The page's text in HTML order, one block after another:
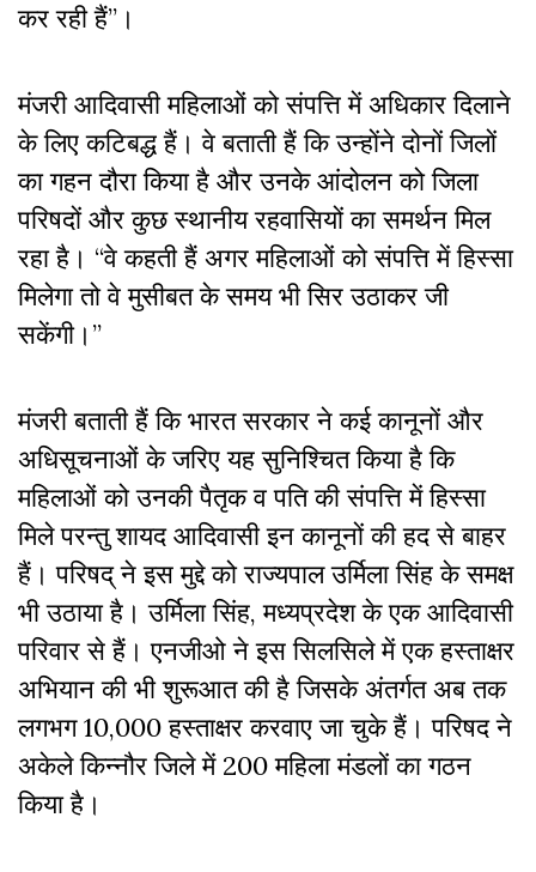
कर रही हैं”।
मंजरी आदिवासी महिलाओं को संपत्ति में अधिकार दिलाने
के लिए कटिबद्ध हैं। वे बताती हैं कि उन्होंने दोनों जिलों
का गहन दौरा किया है और उनके आंदोलन को जिला
परिषदों और कुछ स्थानीय रहवासियों का समर्थन मिल
रहा है। “वे कहती हैं अगर महिलाओं को संपत्ति में हिस्सा
मिलेगा तो वे मुसीबत के समय भी सिर उठाकर जी
सकेंगी।”
मंजरी बताती हैं कि भारत सरकार ने कई कानूनों और
अधिसूचनाओं के जरिए यह सुनिश्चित किया है कि
महिलाओं को उनकी पैतृक व पति की संपत्ति में हिस्सा
मिले परन्तु शायद आदिवासी इन कानूनों की हद से बाहर
हैं। परिषद् ने इस मुद्दे को राज्यपाल उर्मिला सिंह के समक्ष
भी उठाया है। उर्मिला सिंह, मध्यप्रदेश के एक आदिवासी
परिवार से हैं। एनजीओ ने इस सिलसिले में एक हस्ताक्षर
अभियान की भी शुरूआत की है जिसके अंतर्गत अब तक
लगभग 10,000 हस्ताक्षर करवाए जा चुके हैं। परिषद ने
अकेले किन्नौर जिले में 200 महिला मंडलों का गठन
किया है।